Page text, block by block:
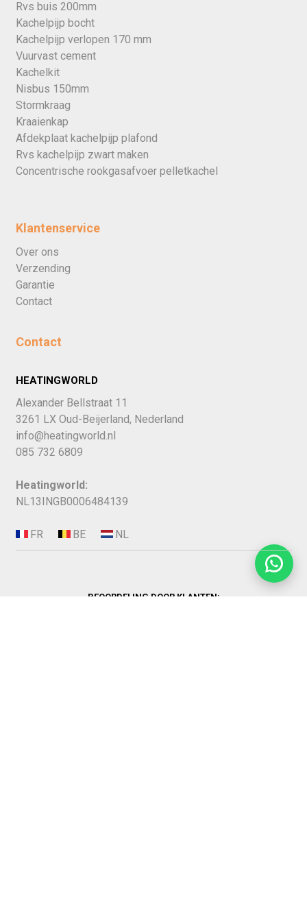
Rvs buis 200mm
Kachelpijp bocht
Kachelpijp verlopen 170 mm
Vuurvast cement
Kachelkit
Nisbus 150mm
Stormkraag
Kraaienkap
Afdekplaat kachelpijp plafond
Rvs kachelpijp zwart maken
Concentrische rookgasafvoer pelletkachel
Klantenservice
Over ons
Verzending
Garantie
Contact
Contact
HEATINGWORLD
Alexander Bellstraat 11
3261 LX Oud-Beijerland, Nederland
info@heatingworld.nl
085 732 6809
Heatingworld:
NL13INGB0006484139
BEOORDELING DOOR KLANTEN: